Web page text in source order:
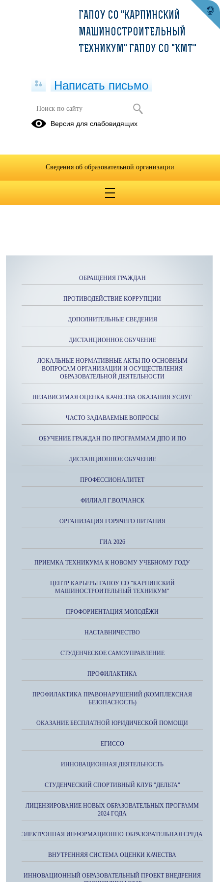
Публикации в СМИ
ОБРАЩЕНИЯ ГРАЖДАН
ПРОТИВОДЕЙСТВИЕ КОРРУПЦИИ
ДОПОЛНИТЕЛЬНЫЕ СВЕДЕНИЯ
ДИСТАНЦИОННОЕ ОБУЧЕНИЕ
ЛОКАЛЬНЫЕ НОРМАТИВНЫЕ АКТЫ ПО ОСНОВНЫМ
ВОПРОСАМ ОРГАНИЗАЦИИ И ОСУЩЕСТВЛЕНИЯ
ОБРАЗОВАТЕЛЬНОЙ ДЕЯТЕЛЬНОСТИ
НЕЗАВИСИМАЯ ОЦЕНКА КАЧЕСТВА ОКАЗАНИЯ УСЛУГ
ЧАСТО ЗАДАВАЕМЫЕ ВОПРОСЫ
ОБУЧЕНИЕ ГРАЖДАН ПО ПРОГРАММАМ ДПО И ПО
ДИСТАНЦИОННОЕ ОБУЧЕНИЕ
ПРОФЕССИОНАЛИТЕТ
ФИЛИАЛ Г.ВОЛЧАНСК
ОРГАНИЗАЦИЯ ГОРЯЧЕГО ПИТАНИЯ
ГИА 2026
ПРИЕМКА ТЕХНИКУМА К НОВОМУ УЧЕБНОМУ ГОДУ
ЦЕНТР КАРЬЕРЫ ГАПОУ СО "КАРПИНСКИЙ
МАШИНОСТРОИТЕЛЬНЫЙ ТЕХНИКУМ"
ПРОФОРИЕНТАЦИЯ МОЛОДЁЖИ
НАСТАВНИЧЕСТВО
СТУДЕНЧЕСКОЕ САМОУПРАВЛЕНИЕ
ПРОФИЛАКТИКА
ПРОФИЛАКТИКА ПРАВОНАРУШЕНИЙ (КОМПЛЕКСНАЯ
БЕЗОПАСНОСТЬ)
ОКАЗАНИЕ БЕСПЛАТНОЙ ЮРИДИЧЕСКОЙ ПОМОЩИ
ЕГИССО
ИННОВАЦИОННАЯ ДЕЯТЕЛЬНОСТЬ
СТУДЕНЧЕСКИЙ СПОРТИВНЫЙ КЛУБ "ДЕЛЬТА"
ЛИЦЕНЗИРОВАНИЕ НОВЫХ ОБРАЗОВАТЕЛЬНЫХ ПРОГРАММ
2024 ГОДА
ЭЛЕКТРОННАЯ ИНФОРМАЦИОННО-ОБРАЗОВАТЕЛЬНАЯ СРЕДА
ВНУТРЕННЯЯ СИСТЕМА ОЦЕНКИ КАЧЕСТВА
ИННОВАЦИОННЫЙ ОБРАЗОВАТЕЛЬНЫЙ ПРОЕКТ ВНЕДРЕНИЯ
ГАПОУ СО "КАРПИНСКИЙ
МАШИНОСТРОИТЕЛЬНЫЙ
ТЕХНИКУМ" ГАПОУ СО "КМТ"
Написать письмо
Версия для слабовидящих
Сведения об образовательной организации